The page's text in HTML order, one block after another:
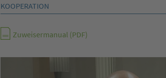
KOOPERATION
Zuweisermanual (PDF)